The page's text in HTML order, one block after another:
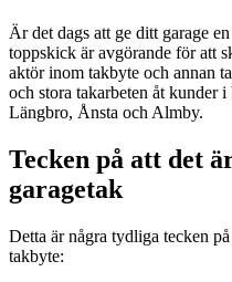
Är det dags att ge ditt garage
toppskick är avgörande för att
aktör inom takbyte och annan
och stora takarbeten åt kunder
Längbro, Ånsta och Almby.
Tecken på att det
garagetak
Detta är några tydliga tecken
takbyte: